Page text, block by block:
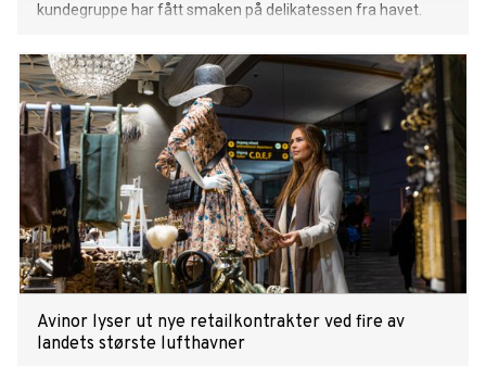
kundegruppe har fått smaken på delikatessen fra havet.
Avinor lyser ut nye retailkontrakter ved fire av
landets største lufthavner